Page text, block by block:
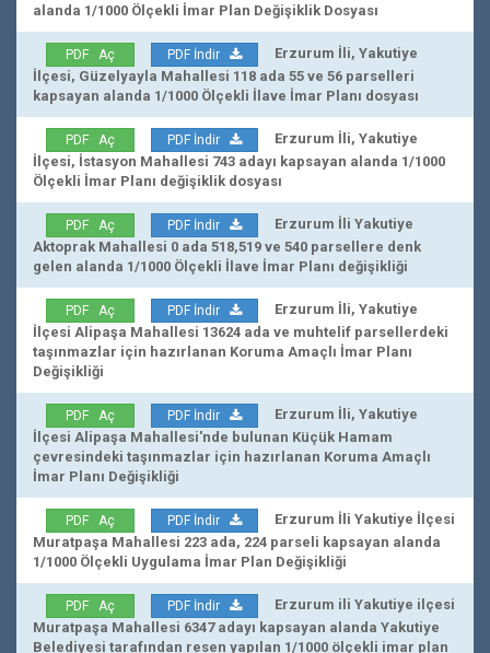
alanda 1/1000 Ölçekli İmar Plan Değişiklik Dosyası
PDF Aç PDF İndir
Erzurum İli, Yakutiye
İlçesi, Güzelyayla Mahallesi 118 ada 55 ve 56 parselleri
kapsayan alanda 1/1000 Ölçekli İlave İmar Planı dosyası
PDF Aç PDF İndir
Erzurum İli, Yakutiye
İlçesi, İstasyon Mahallesi 743 adayı kapsayan alanda 1/1000
Ölçekli İmar Planı değişiklik dosyası
PDF Aç PDF İndir
Erzurum İli Yakutiye
Aktoprak Mahallesi 0 ada 518,519 ve 540 parsellere denk
gelen alanda 1/1000 Ölçekli İlave İmar Planı değişikliği
PDF Aç PDF İndir
Erzurum İli, Yakutiye
İlçesi Alipaşa Mahallesi 13624 ada ve muhtelif parsellerdeki
taşınmazlar için hazırlanan Koruma Amaçlı İmar Planı
Değişikliği
PDF Aç PDF İndir
Erzurum İli, Yakutiye
İlçesi Alipaşa Mahallesi'nde bulunan Küçük Hamam
çevresindeki taşınmazlar için hazırlanan Koruma Amaçlı
İmar Planı Değişikliği
PDF Aç PDF İndir
Erzurum İli Yakutiye İlçesi
Muratpaşa Mahallesi 223 ada, 224 parseli kapsayan alanda
1/1000 Ölçekli Uygulama İmar Plan Değişikliği
PDF Aç PDF İndir
Erzurum ili Yakutiye ilçesi
Muratpaşa Mahallesi 6347 adayı kapsayan alanda Yakutiye
Belediyesi tarafından resen yapılan 1/1000 ölçekli imar plan